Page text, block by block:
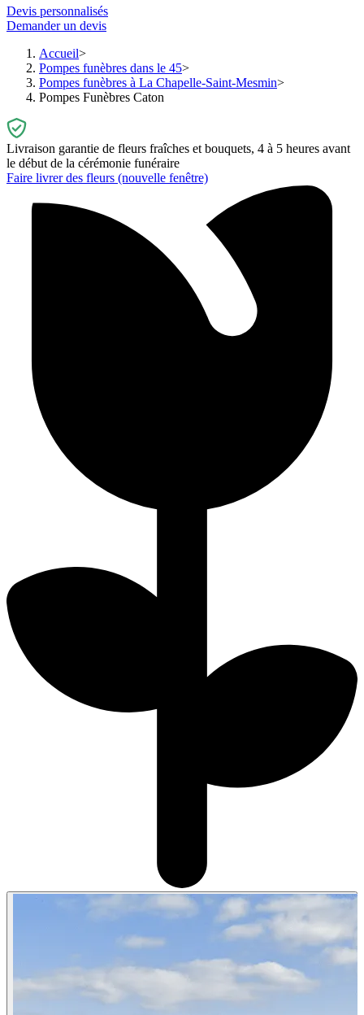
Devis personnalisés
Demander un devis
Accueil
Pompes funèbres dans le 45
Pompes funèbres à La Chapelle-Saint-Mesmin
Pompes Funèbres Caton
Livraison garantie de fleurs fraîches et bouquets, 4 à 5 heures avant
le début de la cérémonie funéraire
Faire livrer des fleurs (nouvelle fenêtre)